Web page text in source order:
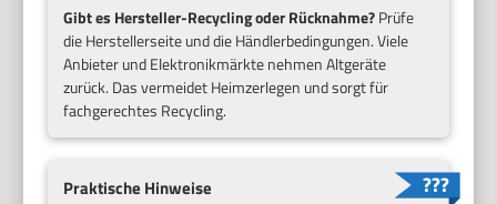
Gibt es Hersteller-Recycling oder Rücknahme?Prüfe
die Herstellerseite und die Händlerbedingungen. Viele
Anbieter und Elektronikmärkte nehmen Altgeräte
zurück. Das vermeidet Heimzerlegen und sorgt für
fachgerechtes Recycling.
Praktische Hinweise